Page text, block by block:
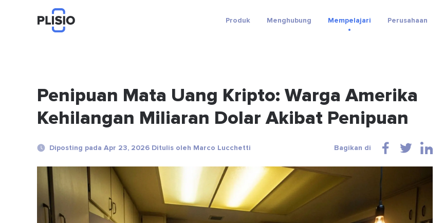
Produk Menghubung Mempelajari Perusahaan
Penipuan Mata Uang Kripto: Warga Amerika
Kehilangan Miliaran Dolar Akibat Penipuan
Diposting pada Apr 23, 2026 Ditulis oleh Marco Lucchetti Bagikan di